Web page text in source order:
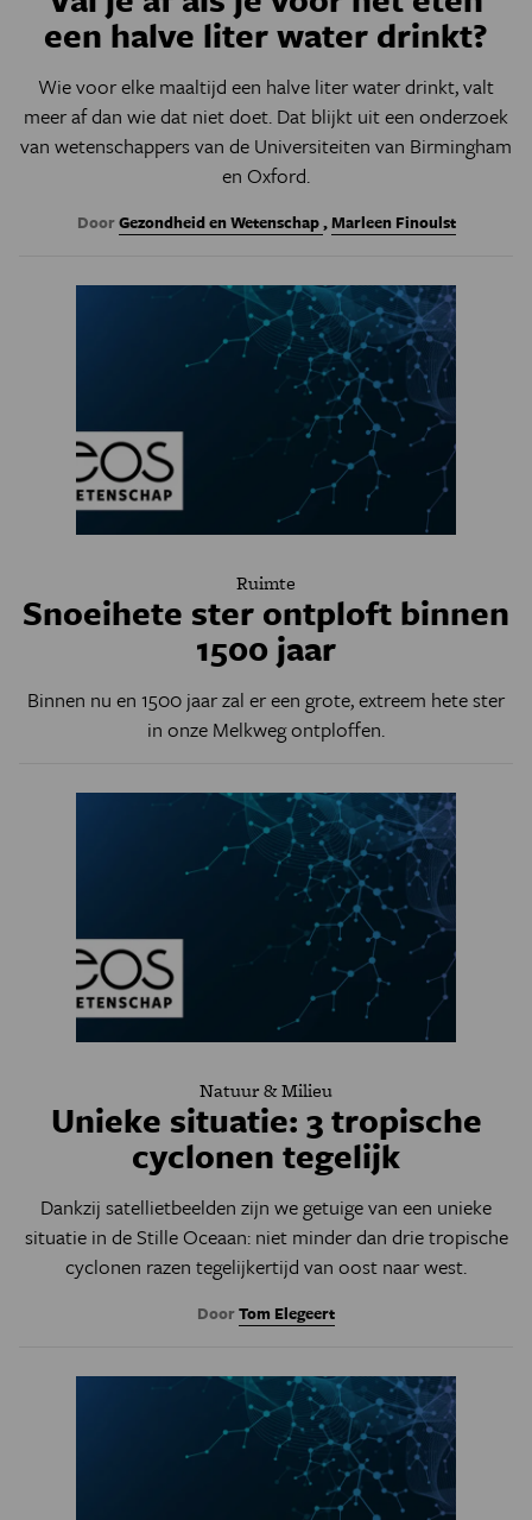
een halve liter water drinkt?
Wie voor elke maaltijd een halve liter water drinkt, valt
meer af dan wie dat niet doet. Dat blijkt uit een onderzoek
van wetenschappers van de Universiteiten van Birmingham
en Oxford.
DoorGezondheid en Wetenschap,Marleen Finoulst
Ruimte
Snoeihete ster ontploft binnen
1500 jaar
Binnen nu en 1500 jaar zal er een grote, extreem hete ster
in onze Melkweg ontploffen.
Natuur & Milieu
Unieke situatie: 3 tropische
cyclonen tegelijk
Dankzij satellietbeelden zijn we getuige van een unieke
situatie in de Stille Oceaan: niet minder dan drie tropische
cyclonen razen tegelijkertijd van oost naar west.
DoorTom Elegeert